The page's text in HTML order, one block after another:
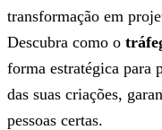
transformação em
Descubra como o
forma estratégica para
das suas criações,
pessoas certas.